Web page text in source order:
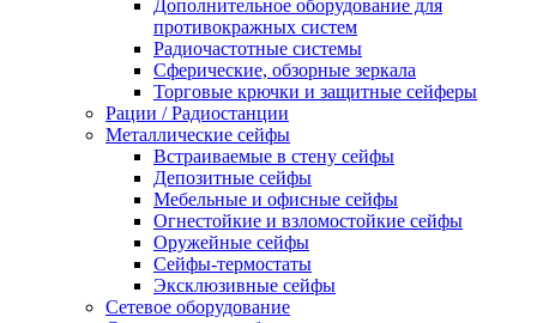
Дополнительное оборудование для
противокражных систем
Радиочастотные системы
Сферические, обзорные зеркала
Торговые крючки и защитные сейферы
Рации / Радиостанции
Металлические сейфы
Встраиваемые в стену сейфы
Депозитные сейфы
Мебельные и офисные сейфы
Огнестойкие и взломостойкие сейфы
Оружейные сейфы
Сейфы-термостаты
Эксклюзивные сейфы
Сетевое оборудование